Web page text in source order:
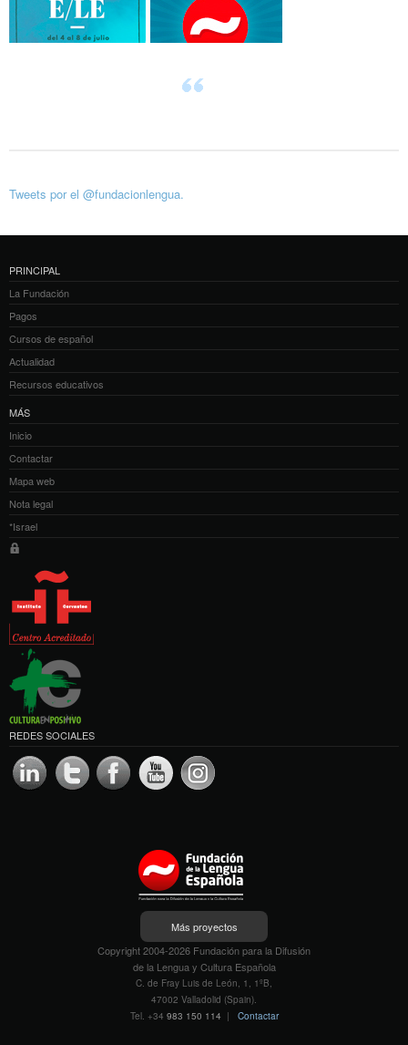
Tweets por el @fundacionlengua.
PRINCIPAL
La Fundación
Pagos
Cursos de español
Actualidad
Recursos educativos
MÁS
Inicio
Contactar
Mapa web
Nota legal
*Israel
REDES SOCIALES
Más proyectos
Copyright 2004-2026 Fundación para la Difusión
de la Lengua y Cultura Española
C. de Fray Luis de León, 1, 1ºB,
47002 Valladolid (Spain).
Tel. +34 983 150 114 | Contactar